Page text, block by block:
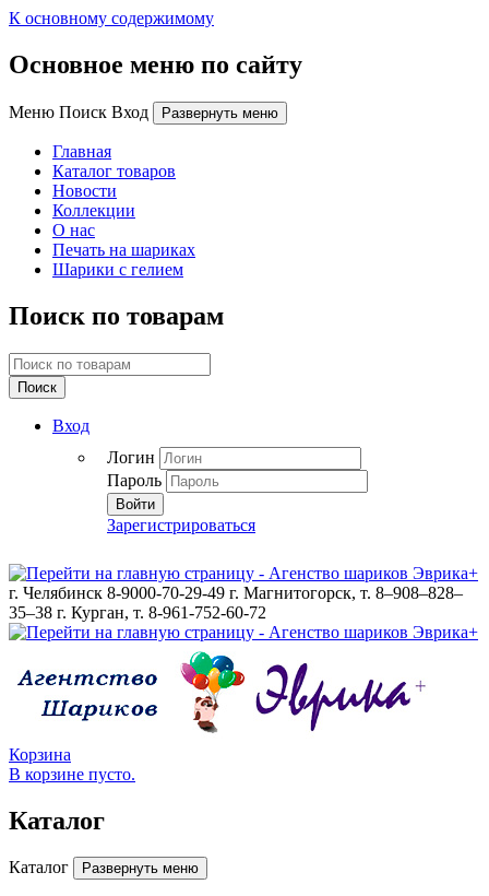
К основному содержимому
Основное меню по сайту
Меню Поиск Вход Развернуть меню
Главная
Каталог товаров
Новости
Коллекции
О нас
Печать на шариках
Шарики с гелием
Поиск по товарам
Поиск
Вход
Логин
Пароль
Войти
Зарегистрироваться
г. Челябинск 8-9000-70-29-49 г. Магнитогорск, т. 8–908–828–
35–38 г. Курган, т. 8-961-752-60-72
Корзина
В корзине пусто.
Каталог
Каталог Развернуть меню